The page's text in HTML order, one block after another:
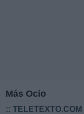
Más Ocio
:: TELETEXTO.COM